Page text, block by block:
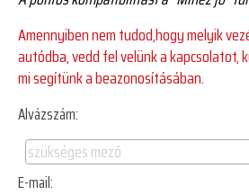
Amennyiben nem tudod,hogy melyik
autódba, vedd fel velünk a kapcsolatot,
mi segítünk a beazonosításában.
Alvázszám:
E-mail: